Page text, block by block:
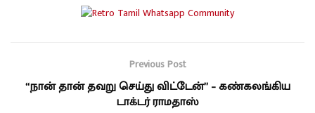
Previous Post
“நான் தான் தவறு செய்து விட்டேன்” – கண்கலங்கிய
டாக்டர் ராமதாஸ்